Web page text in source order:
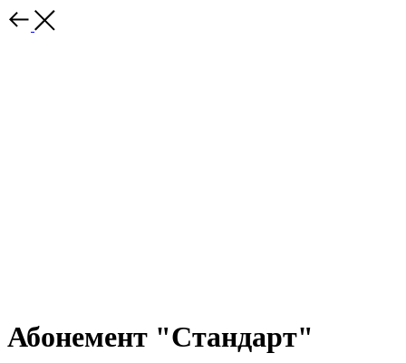
Абонемент "Стандарт"